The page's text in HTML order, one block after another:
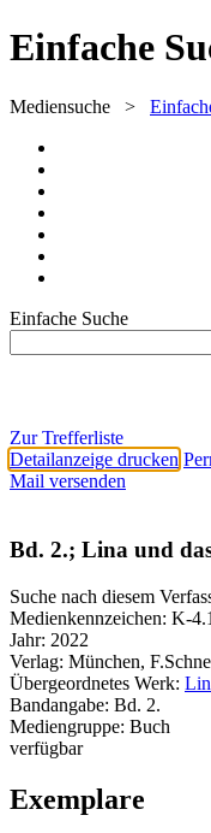
Einfache
Mediensuche >
Einfache Suche
Zur Trefferliste
Detailanzeige drucken
Mail versenden
Bd. 2.; Lina und
Suche nach diesem
Medienkennzeichen: K-4.1
Jahr: 2022
Verlag: München,
Übergeordnetes Werk:
Bandangabe: Bd. 2.
Mediengruppe: Buch
verfügbar
Exemplare